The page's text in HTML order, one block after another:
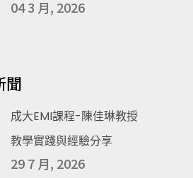
04 3 月, 2026
聞
成大EMI課程-陳佳琳教授
教學實踐與經驗分享
29 7 月, 2026